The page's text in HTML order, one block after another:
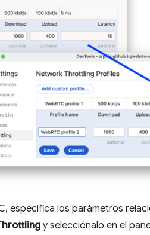
especifica los parámetros
y selecciónalo en el